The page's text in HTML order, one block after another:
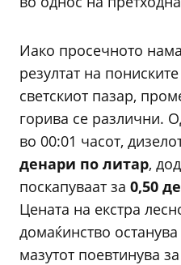
Иако просечното
резултат на
светскиот пазар,
горива се различни.
во 00:01 часот,
денари по литар,
поскапуваат за 0,50
Цената на екстра
домаќинство
мазутот поевтинува за